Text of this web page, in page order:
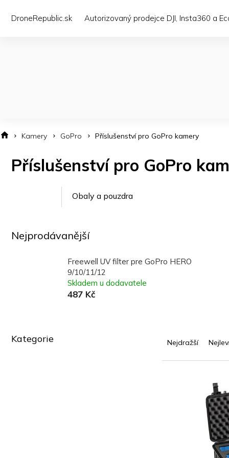
DroneRepublic.sk Autorizovaný prodejce DJI, Insta360 a
Kamery GoPro Příslušenství pro GoPro kamery
Příslušenství pro GoPro
Obaly a pouzdra
Nejprodávanější
Freewell UV filter pre GoPro HERO
9/10/11/12
Skladem u dodavatele
487 Kč
o
Přeskočit
Kategorie
a
e
Nejdražší